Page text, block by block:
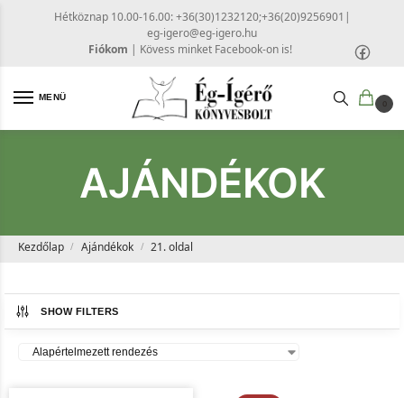
Hétköznap 10.00-16.00: +36(30)1232120;+36(20)9256901 |
eg-igero@eg-igero.hu
Fiókom | Kövess minket Facebook-on is!
MENÜ
0
AJÁNDÉKOK
Kezdőlap / Ajándékok / 21. oldal
SHOW FILTERS